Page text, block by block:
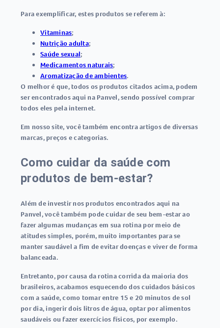
Para exemplificar, estes produtos se referem à:
Vitaminas;
Nutrição adulta;
Saúde sexual;
Medicamentos naturais;
Aromatização de ambientes.
O melhor é que, todos os produtos citados acima, podem
ser encontrados aqui na Panvel, sendo possível comprar
todos eles pela internet.
Em nosso site, você também encontra artigos de diversas
marcas, preços e categorias.
Como cuidar da saúde com
produtos de bem-estar?
Além de investir nos produtos encontrados aqui na
Panvel, você também podecuidar de seu bem-estarao
fazer algumas mudanças em sua rotina por meio de
atitudes simples, porém, muito importantes para se
manter saudável a fim de evitar doenças e viver de forma
balanceada.
Entretanto, por causa da rotina corrida da maioria dos
brasileiros, acabamos esquecendo dos cuidados básicos
com a saúde, como tomar entre 15 e 20 minutos de sol
por dia, ingerir dois litros de água, optar por alimentos
saudáveis ou fazer exercícios físicos, por exemplo.